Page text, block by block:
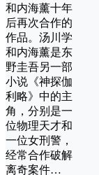
和内海薰十年
后再次合作的
作品。汤川学
和内海薰是东
野圭吾另一部
小说《神探伽
利略》中的主
角，分别是一
位物理天才和
一位女刑警，
经常合作破解
离奇案件…